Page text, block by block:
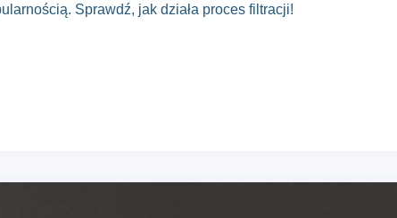
Sprawdź, jak działa proces filtracji!